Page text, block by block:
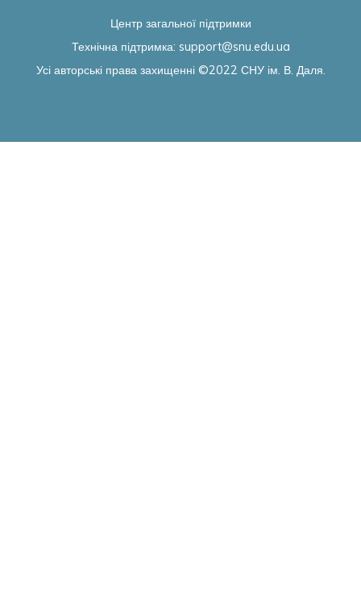
Центр загальної підтримки
Технічна підтримка: support@snu.edu.ua
Усі авторські права захищенні ©2022 СНУ ім. В. Даля.